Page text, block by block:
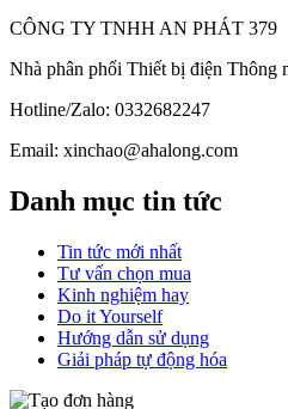
CÔNG TY TNHH AN PHÁT 379
Nhà phân phối Thiết bị điện Thông
Hotline/Zalo: 0332682247
Email: xinchao@ahalong.com
Danh mục tin tức
Tin tức mới nhất
Tư vấn chọn mua
Kinh nghiệm hay
Do it Yourself
Hướng dẫn sử dụng
Giải pháp tự động hóa